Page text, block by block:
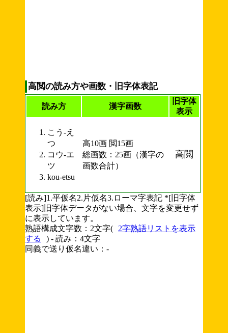
高閲の読み方や画数・旧字体表記
読み方 漢字画数
旧字体
表示
こう-え
つ
コウ-エ
ツ
kou-etsu
高10画 閲15画
総画数：25画（漢字の
画数合計）
高閲
[読み]1.平仮名2.片仮名3.ローマ字表記 *[旧字体
表示]旧字体データがない場合、文字を変更せず
に表示しています。
熟語構成文字数：2文字(
2字熟語リストを表示
する
) - 読み：4文字
同義で送り仮名違い：-